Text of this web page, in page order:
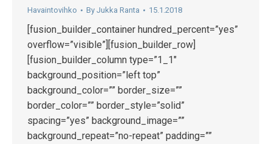
Havaintovihko By Jukka Ranta 15.1.2018
[fusion_builder_container hundred_percent=”yes”
overflow=”visible”][fusion_builder_row]
[fusion_builder_column type=”1_1″
background_position=”left top”
background_color=”” border_size=””
border_color=”” border_style=”solid”
spacing=”yes” background_image=””
background_repeat=”no-repeat” padding=””